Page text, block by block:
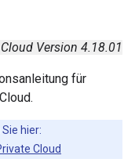
Version 4.18.01
für
hier:
Cloud